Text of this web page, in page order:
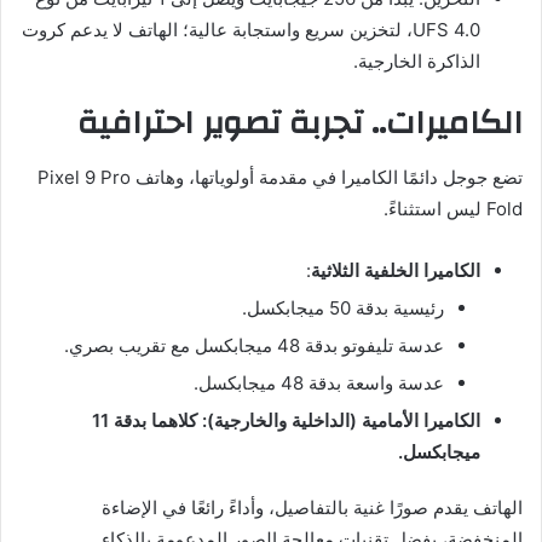
UFS 4.0، لتخزين سريع واستجابة عالية؛ الهاتف لا يدعم كروت
الذاكرة الخارجية.
الكاميرات.. تجربة تصوير احترافية
تضع جوجل دائمًا الكاميرا في مقدمة أولوياتها، وهاتف Pixel 9 Pro
Fold ليس استثناءً.
الكاميرا الخلفية الثلاثية:
رئيسية بدقة 50 ميجابكسل.
عدسة تليفوتو بدقة 48 ميجابكسل مع تقريب بصري.
عدسة واسعة بدقة 48 ميجابكسل.
الكاميرا الأمامية (الداخلية والخارجية): كلاهما بدقة 11
ميجابكسل.
الهاتف يقدم صورًا غنية بالتفاصيل، وأداءً رائعًا في الإضاءة